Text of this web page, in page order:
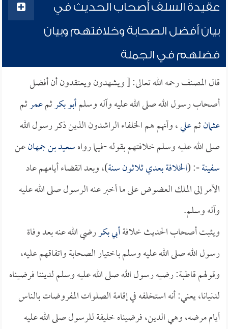
عقيدة السلف أصحاب الحديث في
بيان أفضل الصحابة وخلافتهم وبيان
فضلهم في الجملة
قال المصنف رحمه الله تعالى: [ ويشهدون ويعتقدون أن أفضل
أصحاب رسول الله صلى الله عليه وآله وسلمأبو بكرثمعمرثم
عثمانثمعلي، وأنهم هم الخلفاء الراشدون الذين ذكر رسول الله
صلى الله عليه وسلم خلافتهم بقوله -فيما رواهسعيد بن جمهانعن
سفينة-: (الخلافة بعدي ثلاثون سنة)، وبعد انقضاء أيامهم عاد
الأمر إلى الملك العضوض على ما أخبر عنه الرسول صلى الله عليه
وآله وسلم.
ويثبت أصحاب الحديث خلافةأبي بكررضي الله عنه بعد وفاة
رسول الله صلى الله عليه وسلم باختيار الصحابة واتفاقهم عليه،
وقولهم قاطبة: رضيه رسول الله صلى الله عليه وسلم لديننا فرضيناه
لدنيانا، يعني: أنه استخلفه في إقامة الصلوات المفروضات بالناس
أيام مرضه، وهي الدين، فرضيناه خليفة للرسول صلى الله عليه